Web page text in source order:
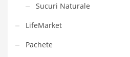
Sucuri Naturale
LifeMarket
Pachete